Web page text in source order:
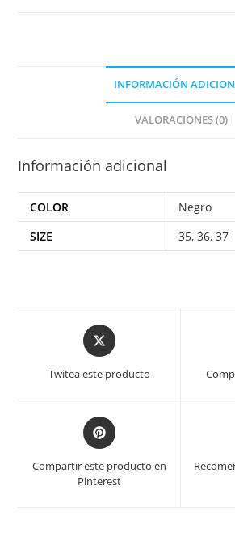
INFORMACIÓN
VALORACIONES (0)
Información adicional
COLOR
Negro
SIZE
35,36,37
Twitea este producto
Compartir este producto en
Pinterest